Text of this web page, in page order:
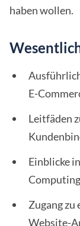
haben wollen.
E-
Leitfäden
Einblicke
Zugang zu
Website-